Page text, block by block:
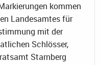
kommen
Landesamtes für
mit der
Schlösser,
Starnberg